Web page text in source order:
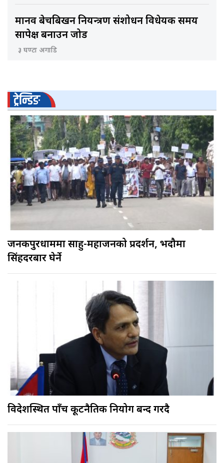
मानव बेचबिखन नियन्त्रण संशोधन विधेयक समय
सापेक्ष बनाउन जोड
३ घण्टा अगाडि
ट्रेन्डिङ
जनकपुरधाममा साहु-महाजनको प्रदर्शन, भदौमा
सिंहदरबार घेर्ने
विदेशस्थित पाँच कूटनैतिक नियोग बन्द गरिँदै